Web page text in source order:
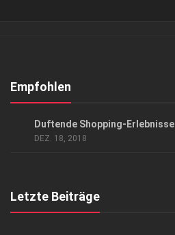
Kontakt, Impressum
Empfohlen
Duftende Shopping-Erlebnisse
DEZ. 18, 2018
Letzte Beiträge